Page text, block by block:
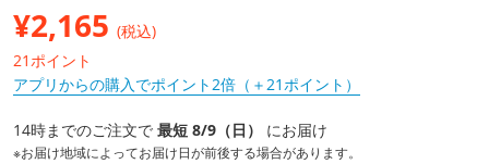
¥2,165 (税込)
21ポイント
アプリからの購入でポイント2倍（＋21ポイント）
14時までのご注文で 最短 8/9（日） にお届け
※お届け地域によってお届け日が前後する場合があります。